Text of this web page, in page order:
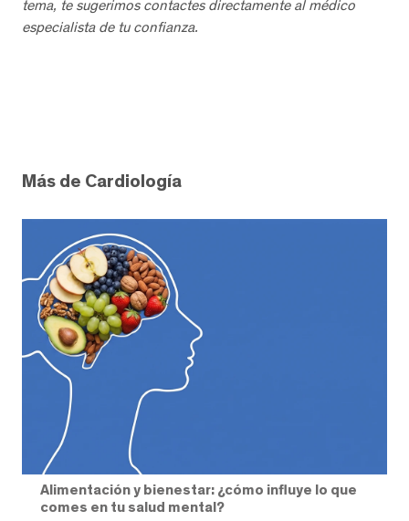
tema, te sugerimos contactes directamente al médico
especialista de tu confianza.
Más de Cardiología
Alimentación y bienestar: ¿cómo influye lo que
comes en tu salud mental?